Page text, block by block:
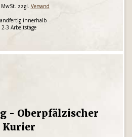
zzgl. Versand
innerhalb
2-3 Arbeitstage
- Oberpfälzischer
Kurier